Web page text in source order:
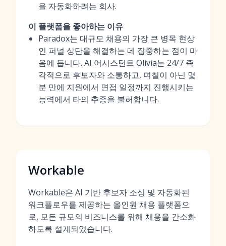
을 자동화하려는 회사.
이 플랫폼을 좋아하는 이유
Paradox는 대규모 채용의 가장 큰 병목 현상
인 퍼널 상단을 해결하는 데 집중하는 점이 마
음에 듭니다. AI 어시스턴트 Olivia는 24/7 즉
각적으로 후보자와 소통하고, 며칠이 아닌 몇
분 만에 지원에서 면접 일정까지 진행시키는
능력에서 타의 추종을 불허합니다.
Workable
Workable은 AI 기반 후보자 소싱 및 자동화된
워크플로우를 제공하는 올인원 채용 플랫폼으
로, 모든 규모의 비즈니스를 위해 채용을 간소화
하도록 설계되었습니다.